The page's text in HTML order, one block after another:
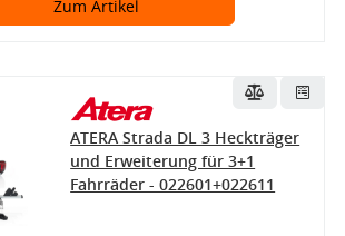
Zum Artikel
ATERA Strada DL 3 Heckträger
und Erweiterung für 3+1
Fahrräder - 022601+022611